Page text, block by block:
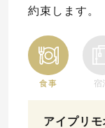
約束します。
食事 宿
アイプリ